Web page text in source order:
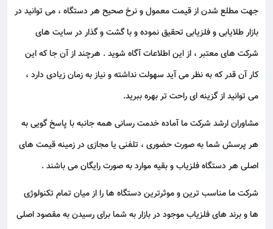
جهت مطلع شدن از قیمت معمول و نرخ صحیح هر دستگاه ، می توانید در
بازار طلایابی و فلزیابی تحقیق نموده و با گشت و گذار در سایت های
شرکت های معتبر ، از این اطلاعات آگاه شوید . هرچند از آن جا که این
کار آن قدر که به نظر می آید سهولت نداشته و نیاز به زمان زیادی دارد ،
می توانید از گزینه ای راحت تر بهره ببرید.
مشاوران ارشد شرکت ما آماده خدمت رسانی همه جانبه با پاسخ گویی به
هر پرسش شما به صورت حضوری ، تلفنی یا مجازی در زمینه قیمت های
اصلی هر دستگاه فلزیاب و بقیه موارد به صورت رایگان می باشند .
شرکت ما مناسب ترین و موثرترین دستگاه ها را از میان تمام تکنولوژی
ها و برند های فلزیاب موجود در بازار به شما برای رسیدن به مقصود اصلی